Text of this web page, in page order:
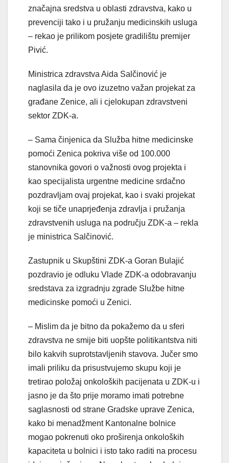
značajna sredstva u oblasti zdravstva, kako u
prevenciji tako i u pružanju medicinskih usluga
– rekao je prilikom posjete gradilištu premijer
Pivić.
Ministrica zdravstva Aida Salčinović je
naglasila da je ovo izuzetno važan projekat za
građane Zenice, ali i cjelokupan zdravstveni
sektor ZDK-a.
– Sama činjenica da Služba hitne medicinske
pomoći Zenica pokriva više od 100.000
stanovnika govori o važnosti ovog projekta i
kao specijalista urgentne medicine srdačno
pozdravljam ovaj projekat, kao i svaki projekat
koji se tiče unaprjeđenja zdravlja i pružanja
zdravstvenih usluga na području ZDK-a – rekla
je ministrica Salčinović.
Zastupnik u Skupštini ZDK-a Goran Bulajić
pozdravio je odluku Vlade ZDK-a odobravanju
sredstava za izgradnju zgrade Službe hitne
medicinske pomoći u Zenici.
– Mislim da je bitno da pokažemo da u sferi
zdravstva ne smije biti uopšte politikantstva niti
bilo kakvih suprotstavljenih stavova. Jučer smo
imali priliku da prisustvujemo skupu koji je
tretirao položaj onkoloških pacijenata u ZDK-u i
jasno je da što prije moramo imati potrebne
saglasnosti od strane Gradske uprave Zenica,
kako bi menadžment Kantonalne bolnice
mogao pokrenuti oko proširenja onkoloških
kapaciteta u bolnici i isto tako raditi na procesu